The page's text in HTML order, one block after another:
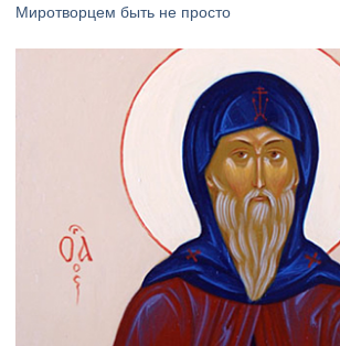
Миротворцем быть не просто